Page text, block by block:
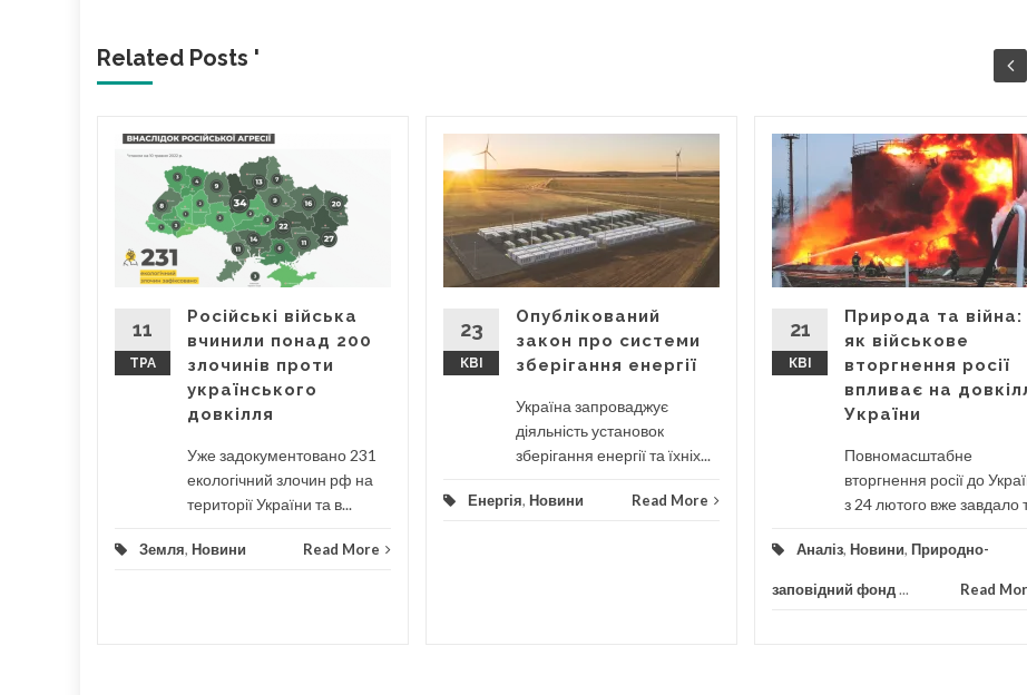
Related Posts '
11
ТРА
Російські війська
вчинили понад 200
злочинів проти
українського
довкілля
Уже задокументовано 231
екологічний злочин рф на
території України та в...
Земля, Новини Read More
23
КВІ
Опублікований
закон про системи
зберігання енергії
Україна запроваджує
діяльність установок
зберігання енергії та їхніх...
Енергія, Новини Read More
21
КВІ
Природа та війна:
як військове
вторгнення росії
впливає на
України
Повномасштабне
вторгнення росії до
з 24 лютого вже завдало
Аналіз, Новини, Природно-
заповідний фонд... Read